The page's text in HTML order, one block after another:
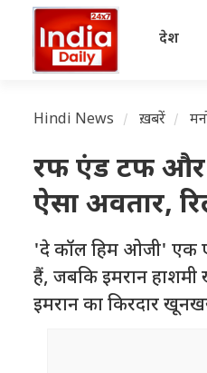
देश
Hindi News ख़बरें
रफ एंड टफ और
ऐसा अवतार,
'दे कॉल हिम ओजी' एक
हैं, जबकि इमरान
इमरान का किरदार